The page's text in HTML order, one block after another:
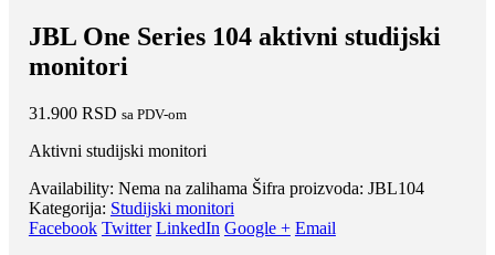
JBL One Series 104 aktivni studijski
monitori
31.900 RSD sa PDV-om
Aktivni studijski monitori
Availability: Nema na zalihama Šifra proizvoda: JBL104
Kategorija: Studijski monitori
Facebook Twitter LinkedIn Google + Email